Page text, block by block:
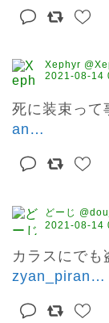
Xephyr
2021-08-14
死に装束って
an …
どーじ
2021-08-14
カラスにでも
zyan_piran …